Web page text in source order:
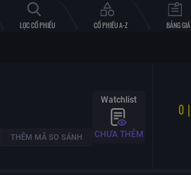
LỌC CỔ PHIẾU CỔ PHIẾU A-Z BẢNG GIÁ
THÊM MÃ SO SÁNH
Watchlist
CHƯA THÊM
0 |